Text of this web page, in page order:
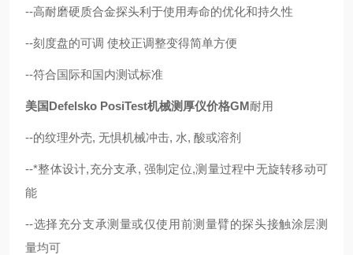
--高耐磨硬质合金探头利于使用寿命的优化和持久性
--刻度盘的可调 使校正调整变得简单方便
--符合国际和国内测试标准
美国Defelsko PosiTest机械测厚仪价格GM耐用
--的纹理外壳, 无惧机械冲击, 水, 酸或溶剂
--*整体设计,充分支承, 强制定位,测量过程中无旋转移动可
能
--选择充分支承测量或仅使用前测量臂的探头接触涂层测
量均可